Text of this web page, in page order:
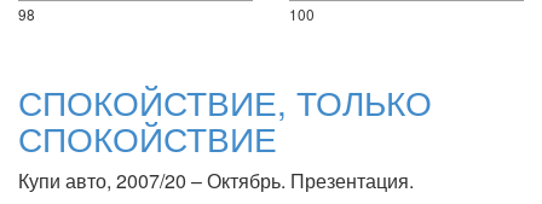
98 100
СПОКОЙСТВИЕ, ТОЛЬКО
СПОКОЙСТВИЕ
Купи авто, 2007/20 – Октябрь. Презентация.